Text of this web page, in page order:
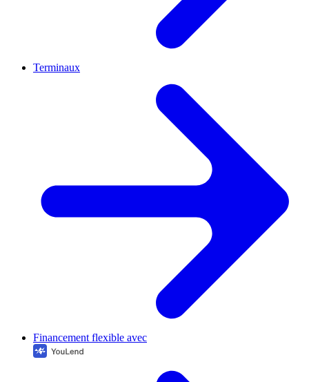
Terminaux
Financement flexible avec